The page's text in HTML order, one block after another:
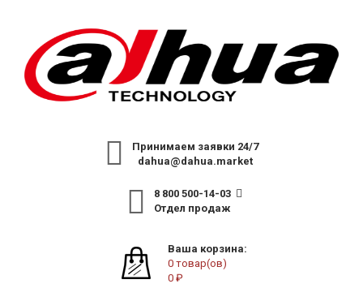
Принимаем заявки 24/7
dahua@dahua.market
8 800 500-14-03
Отдел продаж
Ваша корзина:
0 товар(ов)
0 ₽